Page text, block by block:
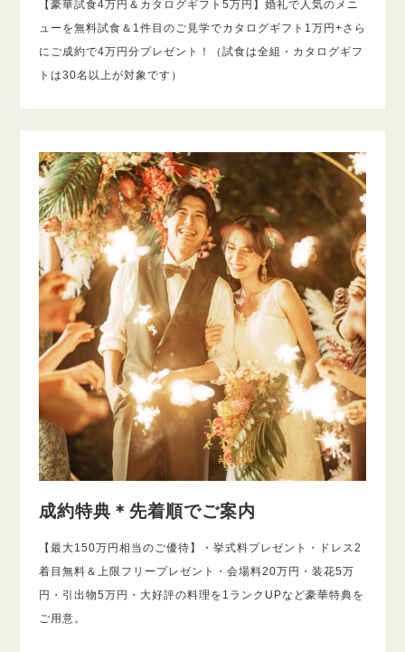
【豪華試食4万円＆カタログギフト5万円】婚礼で人気のメニ
ューを無料試食＆1件目のご見学でカタログギフト1万円+さら
にご成約で4万円分プレゼント！（試食は全組・カタログギフ
トは30名以上が対象です）
成約特典＊先着順でご案内
【最大150万円相当のご優待】・挙式料プレゼント・ドレス2
着目無料＆上限フリープレゼント・会場料20万円・装花5万
円・引出物5万円・大好評の料理を1ランクUPなど豪華特典を
ご用意。